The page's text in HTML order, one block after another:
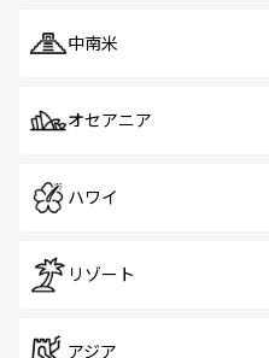
中南米
オセアニア
ハワイ
リゾート
アジア